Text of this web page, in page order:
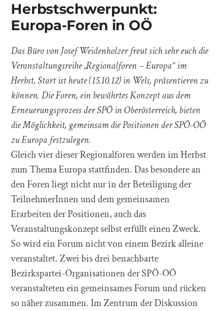
Herbstschwerpunkt:
Europa-Foren in OÖ
Das Büro von Josef Weidenholzer freut sich sehr euch die
Veranstaltungsreihe „Regionalforen – Europa“ im
Herbst, Start ist heute (15.10.12) in Wels, präsentieren zu
können. Die Foren, ein bewährtes Konzept aus dem
Erneuerungsprozess der SPÖ in Oberösterreich, bieten
die Möglichkeit, gemeinsam die Positionen der SPÖ-OÖ
zu Europa festzulegen.
Gleich vier dieser Regionalforen werden im Herbst
zum Thema Europa stattfinden. Das besondere an
den Foren liegt nicht nur in der Beteiligung der
TeilnehmerInnen und dem gemeinsamen
Erarbeiten der Positionen, auch das
Veranstaltungskonzept selbst erfüllt einen Zweck.
So wird ein Forum nicht von einem Bezirk alleine
veranstaltet. Zwei bis drei benachbarte
Bezirkspartei-Organisationen der SPÖ-OÖ
veranstalteten ein gemeinsames Forum und rücken
so näher zusammen. Im Zentrum der Diskussion